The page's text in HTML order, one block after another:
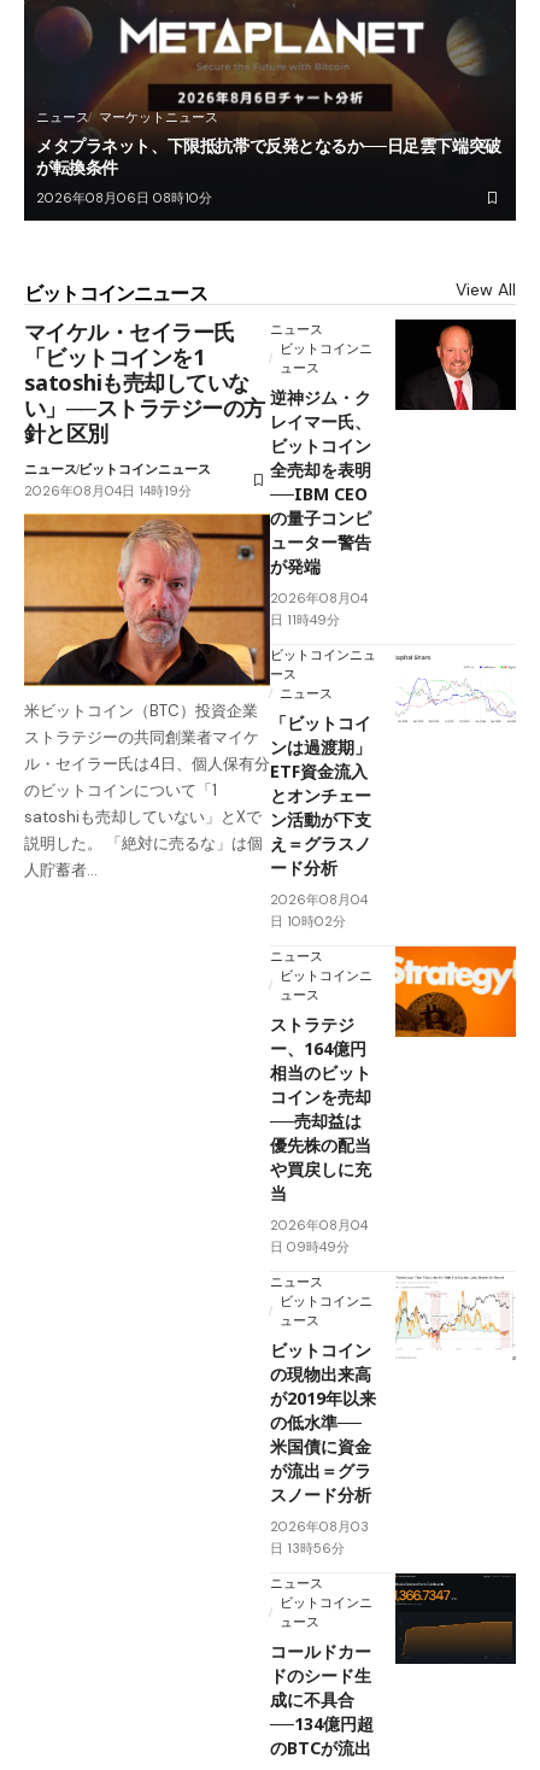
ニュース マーケットニュース
メタプラネット、下限抵抗帯で反発となるか──日足雲下端突破
が転換条件
2026年08月06日 08時10分
ビットコインニュース View All
マイケル・セイラー氏
「ビットコインを1
satoshiも売却していな
い」──ストラテジーの方
針と区別
ニュースビットコインニュース
2026年08月04日 14時19分
米ビットコイン（BTC）投資企業
ストラテジーの共同創業者マイケ
ル・セイラー氏は4日、個人保有分
のビットコインについて「1
satoshiも売却していない」とXで
説明した。 「絶対に売るな」は個
人貯蓄者…
ニュース
ビットコインニ
ュース
逆神ジム・ク
レイマー氏、
ビットコイン
全売却を表明
──IBM CEO
の量子コンピ
ューター警告
が発端
2026年08月04
日 11時49分
ビットコインニュ
ース
ニュース
「ビットコイ
ンは過渡期」
ETF資金流入
とオンチェー
ン活動が下支
え＝グラスノ
ード分析
2026年08月04
日 10時02分
ニュース
ビットコインニ
ュース
ストラテジ
ー、164億円
相当のビット
コインを売却
──売却益は
優先株の配当
や買戻しに充
当
2026年08月04
日 09時49分
ニュース
ビットコインニ
ュース
ビットコイン
の現物出来高
が2019年以来
の低水準──
米国債に資金
が流出＝グラ
スノード分析
2026年08月03
日 13時56分
ニュース
ビットコインニ
ュース
コールドカー
ドのシード生
成に不具合
──134億円超
のBTCが流出